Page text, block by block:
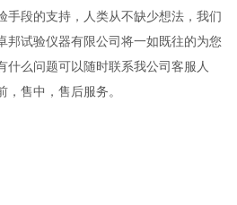
手段的支持，人类从不缺少想法，我们
邦试验仪器有限公司将一如既往的为您
什么问题可以随时联系我公司客服人
售中，售后服务。